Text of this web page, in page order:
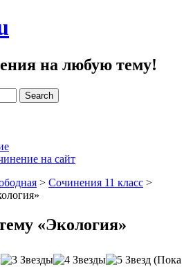
на любую тему!
на сайт
> Сочинения 11 класс >
«Экология»
(Пока